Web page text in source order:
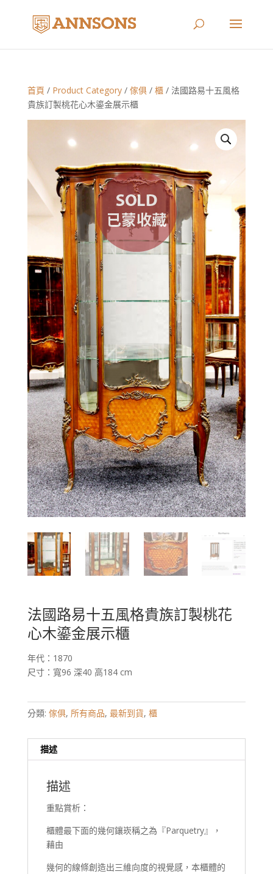
首頁 / Product Category/ 傢俱/ 櫃/ 法國路易十五風格
貴族訂製桃花心木鎏金展示櫃
法國路易十五風格貴族訂製桃花
心木鎏金展示櫃
年代：1870
尺寸：寬96 深40 高184 cm
分類: 傢俱, 所有商品, 最新到貨, 櫃
描述
描述
重點賞析：
櫃體最下面的幾何鑲崁稱之為『Parquetry』，
藉由
幾何的線條創造出三維向度的視覺感，本櫃體的